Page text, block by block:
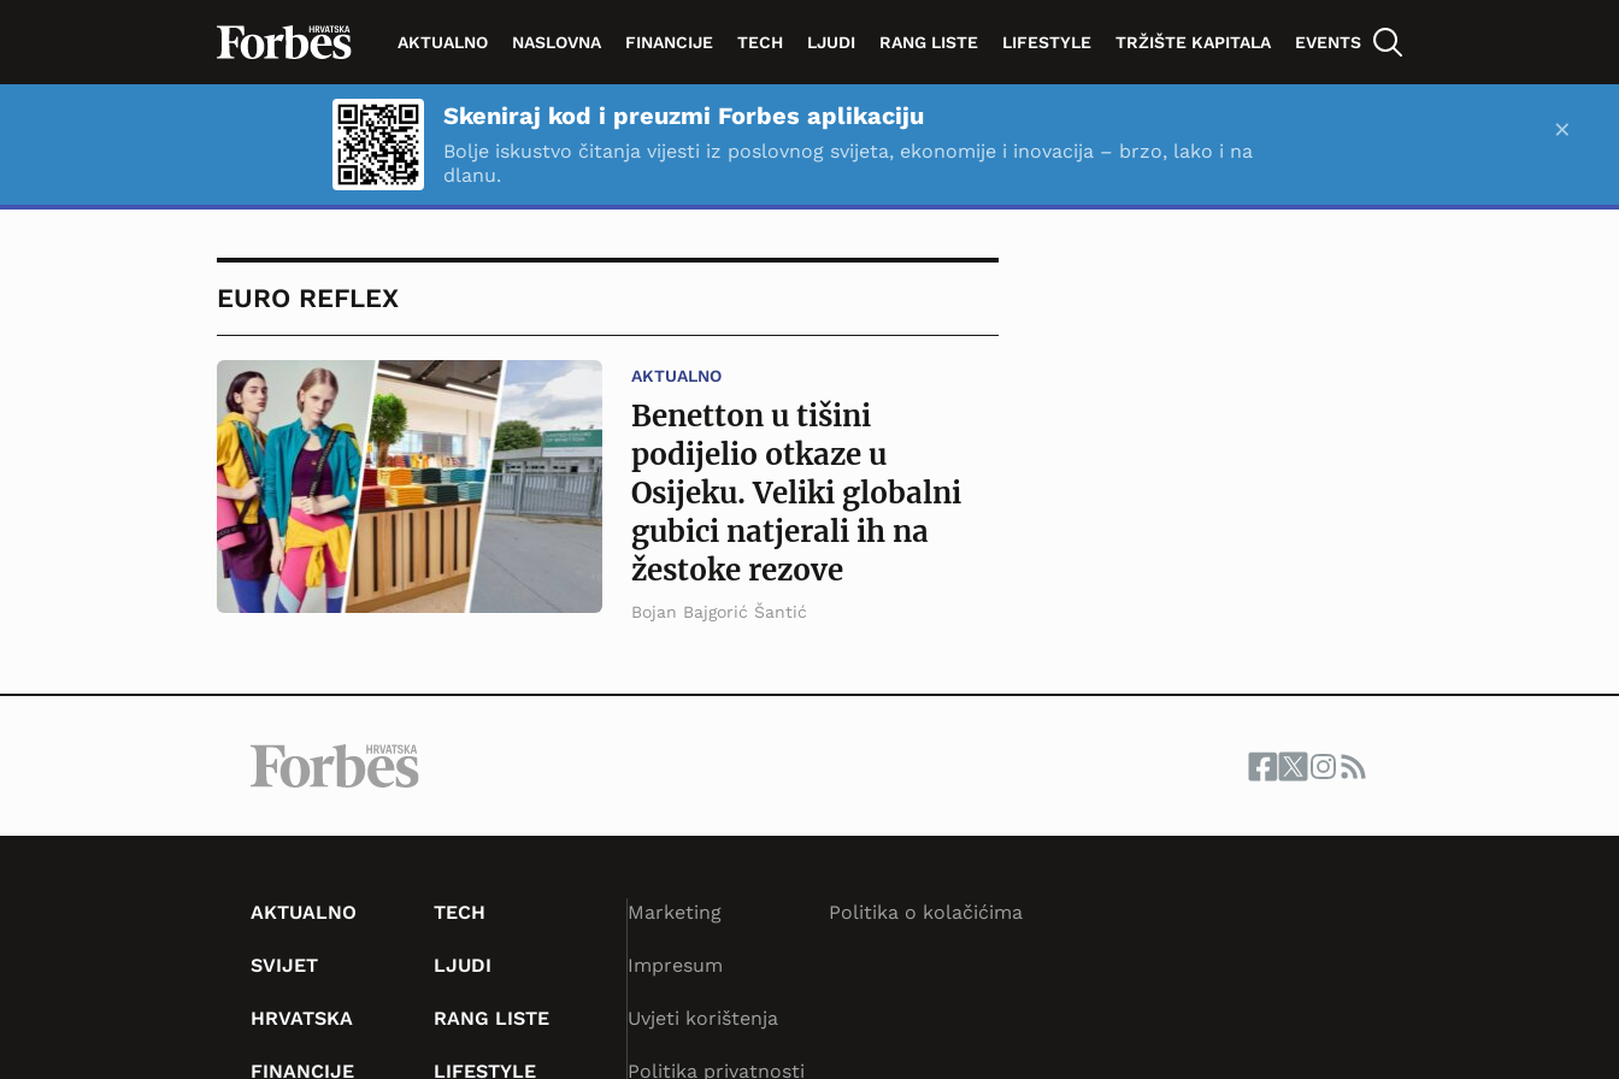
AKTUALNO NASLOVNA FINANCIJE TECH LJUDI RANG LISTE LIFESTYLE TRŽIŠTE KAPITALA EVENTS
Skeniraj kod i preuzmi Forbes aplikaciju
Bolje iskustvo čitanja vijesti iz poslovnog svijeta, ekonomije i inovacija – brzo, lako i na
dlanu.
×
EURO REFLEX
AKTUALNO
Benetton u tišini
podijelio otkaze u
Osijeku. Veliki globalni
gubici natjerali ih na
žestoke rezove
Bojan Bajgorić Šantić
AKTUALNO
SVIJET
HRVATSKA
FINANCIJE
TECH
LJUDI
RANG LISTE
LIFESTYLE
Marketing
Impresum
Uvjeti korištenja
Politika privatnosti
Politika o kolačićima